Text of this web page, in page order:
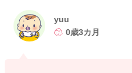
そうして、1日の始まりがもう
yuu
0歳3カ月